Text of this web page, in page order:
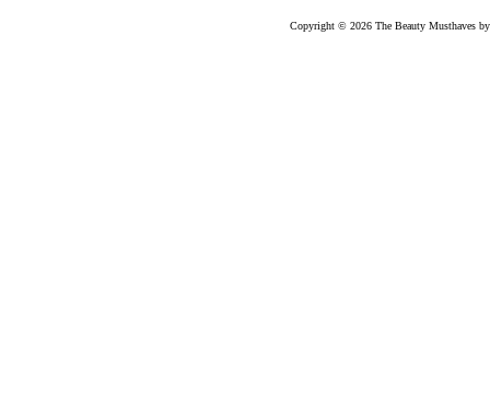
Copyright © 2026 The Beauty Musthaves